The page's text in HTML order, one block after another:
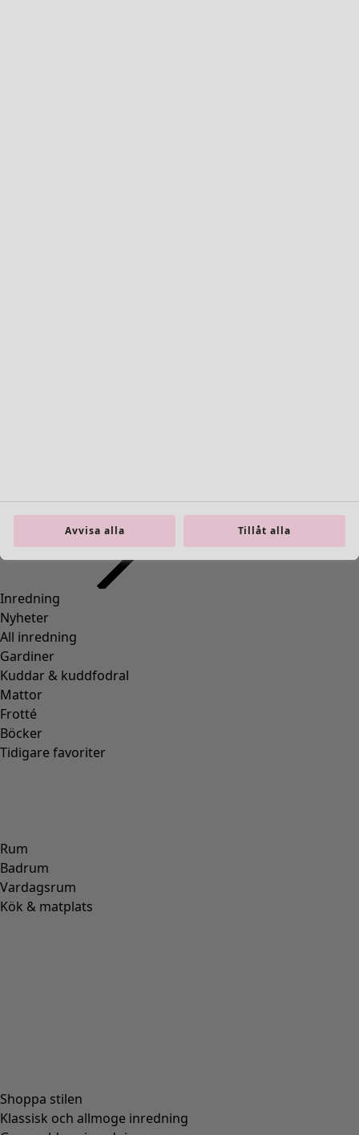
Inredning
Nyheter
All inredning
Gardiner
Kuddar & kuddfodral
Mattor
Frotté
Böcker
Tidigare favoriter
Rum
Badrum
Vardagsrum
Kök & matplats
Shoppa stilen
Klassisk och allmoge inredning
Avvisa alla Tillåt alla